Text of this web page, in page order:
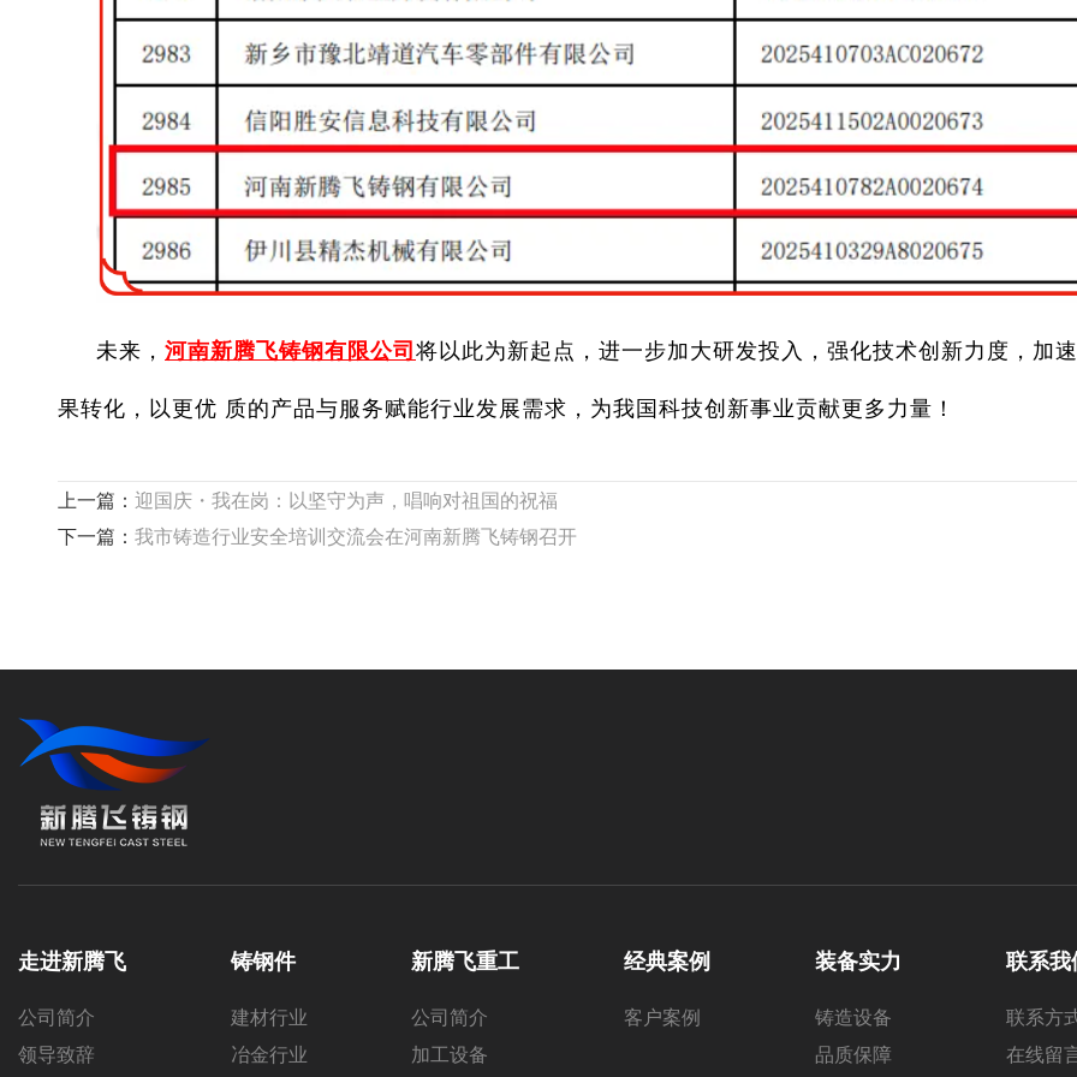
未来， 河南新腾飞铸钢有限公司 将以此为新起点，进一步加大研发投入，强化技术创新力度，加
果转化，以更优 质的产品与服务赋能行业发展需求，为我国科技创新事业贡献更多力量！
上一篇： 迎国庆・我在岗：以坚守为声，唱响对祖国的祝福
下一篇： 我市铸造行业安全培训交流会在河南新腾飞铸钢召开​​
走进新腾飞
公司简介
领导致辞
铸钢件
建材行业
冶金行业
新腾飞重工
公司简介
加工设备
经典案例
客户案例
装备实力
铸造设备
品质保障
联系我
联系方
在线留